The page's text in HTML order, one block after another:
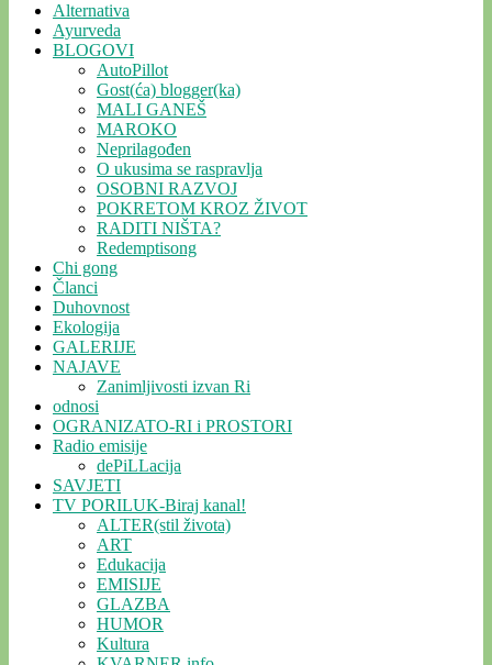
Alternativa
Ayurveda
BLOGOVI
AutoPillot
Gost(ća) blogger(ka)
MALI GANEŠ
MAROKO
Neprilagođen
O ukusima se raspravlja
OSOBNI RAZVOJ
POKRETOM KROZ ŽIVOT
RADITI NIŠTA?
Redemptisong
Chi gong
Članci
Duhovnost
Ekologija
GALERIJE
NAJAVE
Zanimljivosti izvan Ri
odnosi
OGRANIZATO-RI i PROSTORI
Radio emisije
dePiLLacija
SAVJETI
TV PORILUK-Biraj kanal!
ALTER(stil života)
ART
Edukacija
EMISIJE
GLAZBA
HUMOR
Kultura